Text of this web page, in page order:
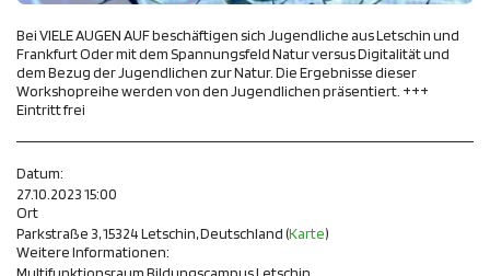
Bei VIELE AUGEN AUF beschäftigen sich Jugendliche aus Letschin und
Frankfurt Oder mit dem Spannungsfeld Natur versus Digitalität und
dem Bezug der Jugendlichen zur Natur. Die Ergebnisse dieser
Workshopreihe werden von den Jugendlichen präsentiert. +++
Eintritt frei
Datum:
27.10.2023 15:00
Ort
Parkstraße 3, 15324 Letschin, Deutschland (Karte)
Weitere Informationen: